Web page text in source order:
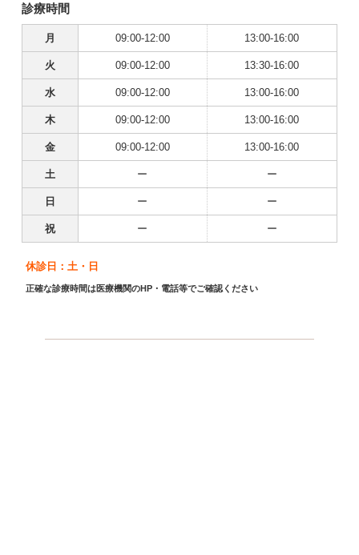
診療時間
月 09:00-12:00 13:00-16:00
火 09:00-12:00 13:30-16:00
水 09:00-12:00 13:00-16:00
木 09:00-12:00 13:00-16:00
金 09:00-12:00 13:00-16:00
土 ー ー
日 ー ー
祝 ー ー
休診日：土・日
正確な診療時間は医療機関のHP・電話等でご確認ください